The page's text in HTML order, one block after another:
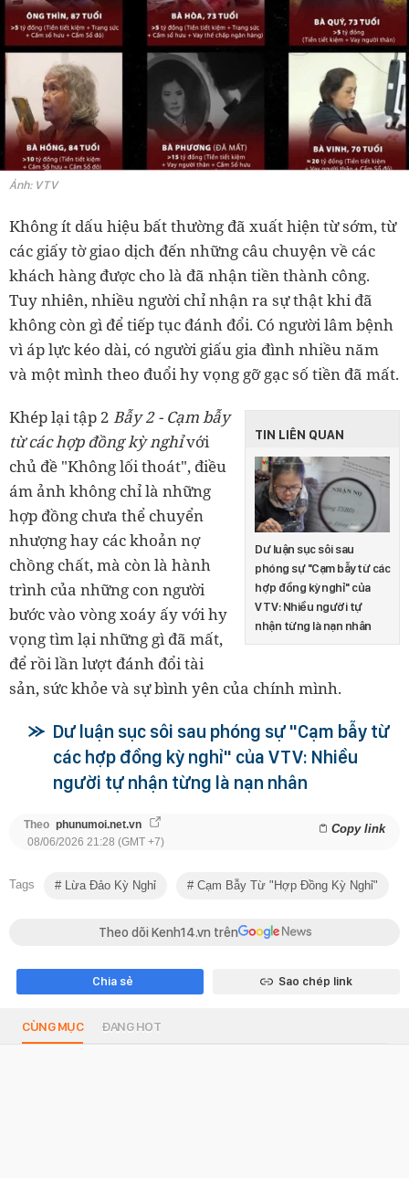
Ảnh: VTV
Không ít dấu hiệu bất thường đã xuất hiện từ sớm, từ
các giấy tờ giao dịch đến những câu chuyện về các
khách hàng được cho là đã nhận tiền thành công.
Tuy nhiên, nhiều người chỉ nhận ra sự thật khi đã
không còn gì để tiếp tục đánh đổi. Có người lâm bệnh
vì áp lực kéo dài, có người giấu gia đình nhiều năm
và một mình theo đuổi hy vọng gỡ gạc số tiền đã mất.
TIN LIÊN QUAN
Dư luận sục sôi sau
phóng sự "Cạm bẫy từ các
hợp đồng kỳ nghỉ" của
VTV: Nhiều người tự
nhận từng là nạn nhân
Khép lại tập 2 Bẫy 2 - Cạm bẫy
từ các hợp đồng kỳ nghỉvới
chủ đề "Không lối thoát", điều
ám ảnh không chỉ là những
hợp đồng chưa thể chuyển
nhượng hay các khoản nợ
chồng chất, mà còn là hành
trình của những con người
bước vào vòng xoáy ấy với hy
vọng tìm lại những gì đã mất,
để rồi lần lượt đánh đổi tài
sản, sức khỏe và sự bình yên của chính mình.
Dư luận sục sôi sau phóng sự "Cạm bẫy từ
các hợp đồng kỳ nghỉ" của VTV: Nhiều
người tự nhận từng là nạn nhân
Theo phunumoi.net.vn Copy link
08/06/2026 21:28 (GMT +7)
Tags Lừa Đảo Kỳ Nghỉ Cạm Bẫy Từ "hợp Đồng Kỳ Nghỉ"
Theo dõi Kenh14.vn trên
Chia sẻ Sao chép link
CÙNG MỤC ĐANG HOT